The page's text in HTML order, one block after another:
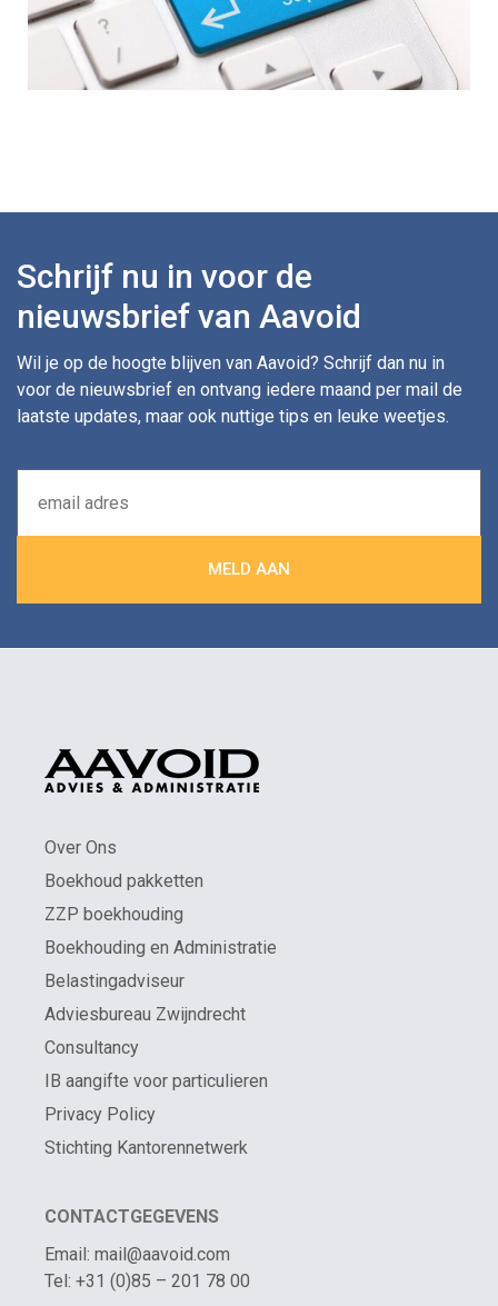
Schrijf nu in voor de
nieuwsbrief van Aavoid
Wil je op de hoogte blijven van Aavoid? Schrijf dan nu in
voor de nieuwsbrief en ontvang iedere maand per mail de
laatste updates, maar ook nuttige tips en leuke weetjes.
Over Ons
Boekhoud pakketten
ZZP boekhouding
Boekhouding en Administratie
Belastingadviseur
Adviesbureau Zwijndrecht
Consultancy
IB aangifte voor particulieren
Privacy Policy
Stichting Kantorennetwerk
CONTACTGEGEVENS
Email: mail@aavoid.com
Tel: +31 (0)85 – 201 78 00